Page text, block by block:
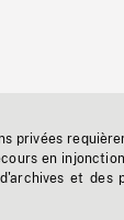
privées
en
et des